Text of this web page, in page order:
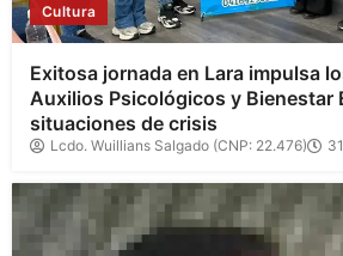
Cultura
Exitosa jornada en Lara impulsa
Auxilios Psicológicos y Bienestar
situaciones de crisis
Lcdo. Wuillians Salgado (CNP: 22.476)